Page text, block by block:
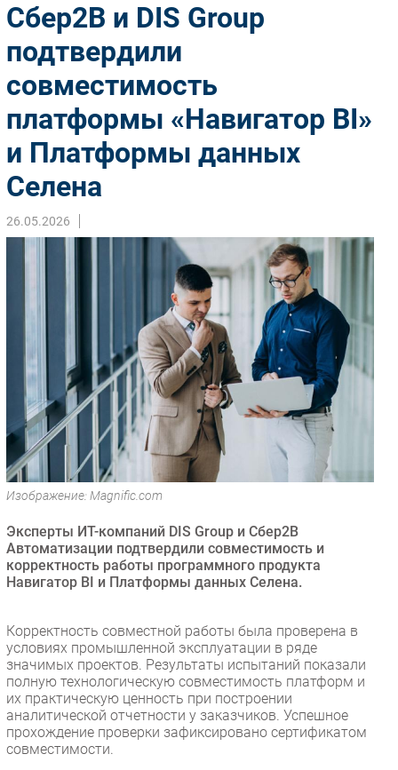
Импорто­замещение
Автоматизация Промышленности
Интернет
Фиксированная связь
Интеграция
Рынок ПК
Торговые сети
Регулирование
Финансы
Web
Безопасность
Инновации
CIO/Управление ИТ
Гаджеты
Здоровье
РАЗДЕЛЫ
Аналитика
Интервью
Мероприятия
Проекты
IT класс
Сбер2В и DIS Group
подтвердили
совместимость
платформы «Навигатор BI»
и Платформы данных
Селена
26.05.2026
Изображение: Magnific.com
Эксперты ИТ-компаний DIS Group и Сбер2В
Автоматизации подтвердили совместимость и
корректность работы программного продукта
Навигатор BI и Платформы данных Селена.
Корректность совместной работы была проверена в
условиях промышленной эксплуатации в ряде
значимых проектов. Результаты испытаний показали
полную технологическую совместимость платформ и
их практическую ценность при построении
аналитической отчетности у заказчиков. Успешное
прохождение проверки зафиксировано сертификатом
совместимости.